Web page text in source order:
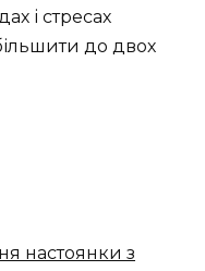
і стресах
до двох
настоянки з